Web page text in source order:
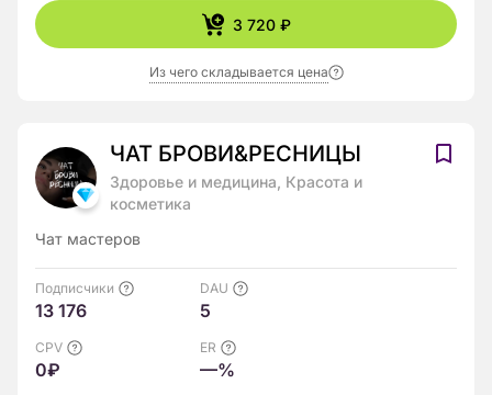
3 720 ₽
Из чего складывается цена
ЧАТ БРОВИ&РЕСНИЦЫ
Здоровье и медицина, Красота и
косметика
Чат мастеров
Подписчики
13 176
DAU
5
CPV
0₽
ER
—%